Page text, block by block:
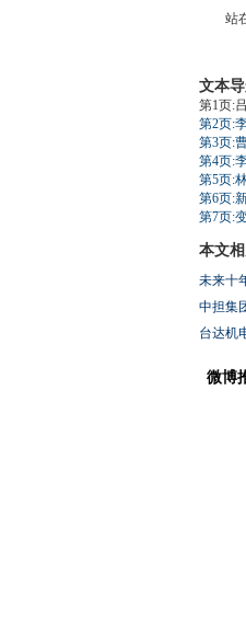
站在
文本
第1页:
第2页:
第3页:
第4页:
第5页:
第6页:
第7页:
本文
未来十
中担集
台达机
微博